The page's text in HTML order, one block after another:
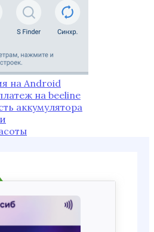
на Android
на beeline
аккумулятора